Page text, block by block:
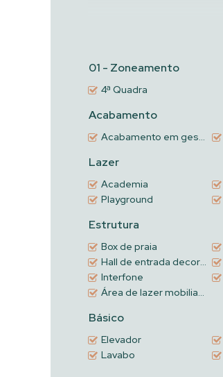
A cozinha funcional, a área de
s acabamentos elevam o
individual e espera para ar-
O apartamento conta ainda
investimento.
O empreendimento entrega
espaço gourmet, sala de jogos,
banhistas com box de praia e
Uma oportunidade perfeita
potencial de rentabilidad
em
01 - Zoneamento
4ª Quadra
Acabamento
Acabamento em gesso
Lazer
Academia
Playground
Estrutura
Box de praia
Hall de entrada decorado e mobiliado
Interfone
Área de lazer mobiliado, decorado e equipado
Básico
Elevador
Lavabo